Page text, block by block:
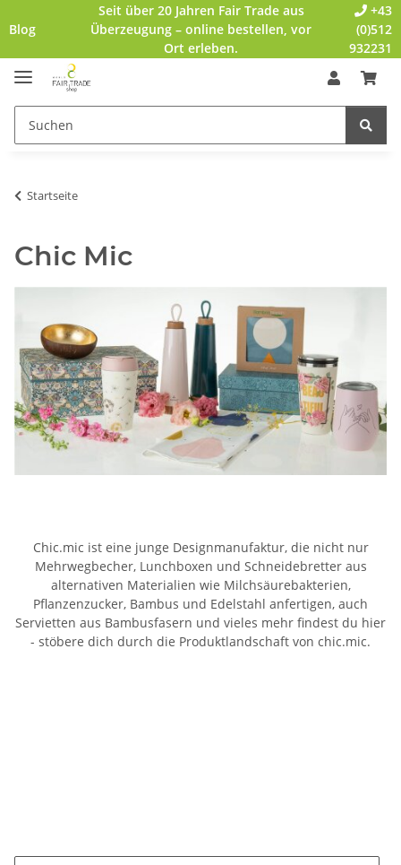
Blog
Seit über 20 Jahren Fair Trade aus
Überzeugung – online bestellen, vor
Ort erleben.
+43
(0)512
932231
Startseite
Chic Mic
Chic.mic ist eine junge Designmanufaktur, die nicht nur
Mehrwegbecher, Lunchboxen und Schneidebretter aus
alternativen Materialien wie Milchsäurebakterien,
Pflanzenzucker, Bambus und Edelstahl anfertigen, auch
Servietten aus Bambusfasern und vieles mehr findest du hier
- stöbere dich durch die Produktlandschaft von chic.mic.